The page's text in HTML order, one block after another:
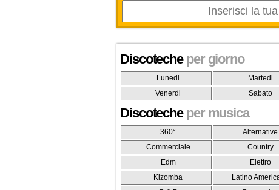
Discoteche per giorno
Lunedi Martedi
Venerdi
Sabato
Discoteche per musica
360° Alternative
Commerciale
Country
Edm
Elettro
Kizomba
Latino